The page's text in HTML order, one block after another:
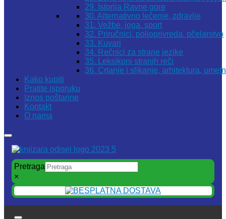
29. Istorija Ravne gore
30. Alternativno lečenje, zdravlje
31. Vežbe, joga, sport
32. Priručnici, poljoprivreda, pčelarstvo
33. Kuvari
34. Rečnici za strane jezike
35. Leksikoni stranih reči
36. Crtanje i slikanje, arhitektura,
Kako kupiti
Pratite isporuku
Iznos poštarine
Kontakt
O nama
Pretraga
×